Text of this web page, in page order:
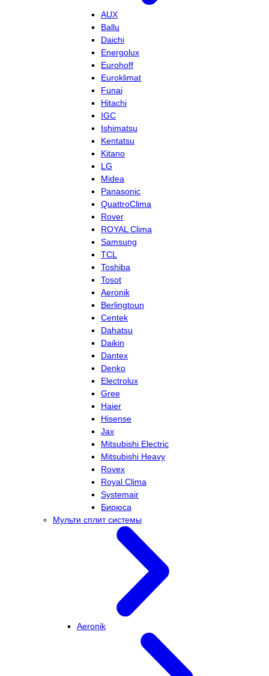
AUX
Ballu
Daichi
Energolux
Eurohoff
Euroklimat
Funai
Hitachi
IGC
Ishimatsu
Kentatsu
Kitano
LG
Midea
Panasonic
QuattroClima
Rover
ROYAL Clima
Samsung
TCL
Toshiba
Tosot
Aeronik
Berlingtoun
Centek
Dahatsu
Daikin
Dantex
Denko
Electrolux
Gree
Haier
Hisense
Jax
Mitsubishi Electric
Mitsubishi Heavy
Rovex
Royal Clima
Systemair
Бирюса
Мульти сплит системы
Aeronik